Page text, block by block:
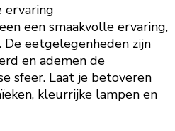
ervaring
een smaakvolle ervaring,
eetgelegenheden zijn
en ademen de
sfeer. Laat je betoveren
kleurrijke lampen en